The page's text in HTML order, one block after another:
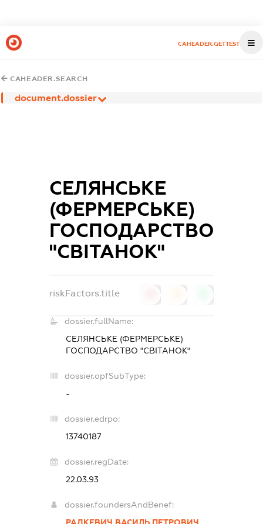
CAHEADER.GETTEST
CAHEADER.SEARCH
document.dossier
СЕЛЯНСЬКЕ
(ФЕРМЕРСЬКЕ)
ГОСПОДАРСТВО
"СВІТАНОК"
riskFactors.title
dossier.fullName:
СЕЛЯНСЬКЕ (ФЕРМЕРСЬКЕ)
ГОСПОДАРСТВО "СВІТАНОК"
dossier.opfSubType:
-
dossier.edrpo:
13740187
dossier.regDate:
22.03.93
dossier.foundersAndBenef: